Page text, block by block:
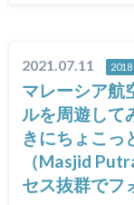
2021.07.11 2018
マレーシア航
ルを周遊して
きにちょこっ
（Masjid
セス抜群でフ